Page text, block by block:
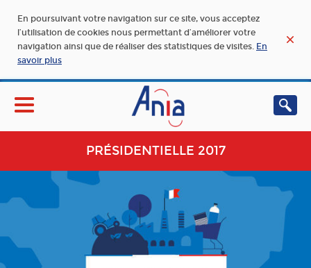
En poursuivant votre navigation sur ce site, vous acceptez
l’utilisation de cookies nous permettant d’améliorer votre
navigation ainsi que de réaliser des statistiques de visites. En
savoir plus
PRÉSIDENTIELLE 2017